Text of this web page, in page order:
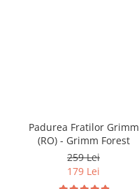
Padurea Fratilor Grimm
(RO) - Grimm Forest
259 Lei
179 Lei